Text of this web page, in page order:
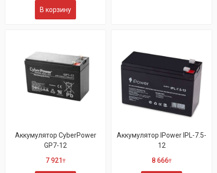
В корзину
Аккумулятор CyberPower
GP7-12
7 921 ₸
Аккумулятор IPower IPL-7.5-
12
8 666₸